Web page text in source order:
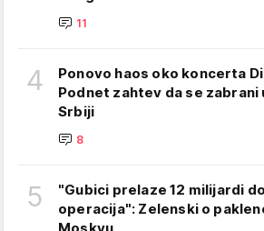
11
4
Ponovo haos oko koncerta
Podnet zahtev da se zabrani
Srbiji
8
5
"Gubici prelaze 12 milijardi
operacija": Zelenski o